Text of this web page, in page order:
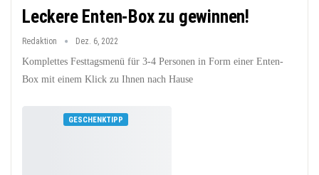
Leckere Enten-Box zu gewinnen!
Redaktion Dez. 6, 2022
Komplettes Festtagsmenü für 3-4 Personen in Form einer Enten-
Box mit einem Klick zu Ihnen nach Hause
GESCHENKTIPP